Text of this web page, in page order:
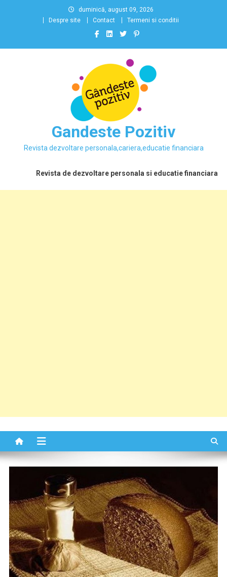
duminică, august 09, 2026
Despre site
Contact Termeni si conditii
Gandeste Pozitiv
Revista dezvoltare personala,cariera,educatie financiara
Revista de dezvoltare personala si educatie financiara